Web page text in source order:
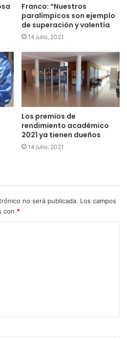
Franco: “Nuestros
paralímpicos son ejemplo
de superación y valentía
14 julio, 2021
Los premios de
rendimiento académico
2021 ya tienen dueños
14 julio, 2021
no será publicada. Los campos
con *